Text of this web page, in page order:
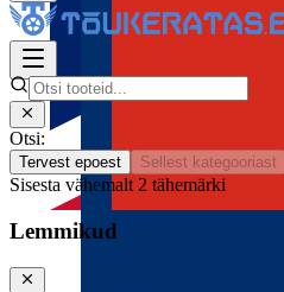
Otsi:
Tervest epoest Sellest kategooriast
Sisesta vähemalt 2 tähemärki
Lemmikud